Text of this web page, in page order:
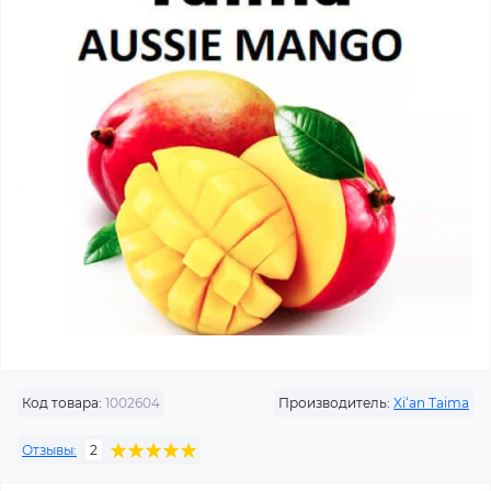
Код товара: 1002604 Производитель: Xi‘an Taima
Отзывы: 2